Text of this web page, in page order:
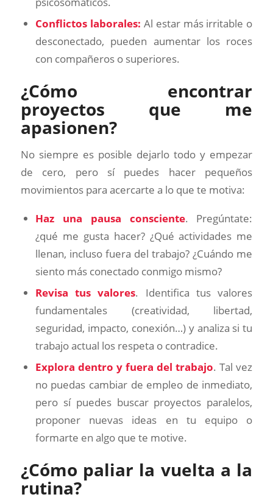
Conflictos laborales: Al estar más irritable o
desconectado, pueden aumentar los roces
con compañeros o superiores.
¿Cómo encontrar
proyectos que me
apasionen?
No siempre es posible dejarlo todo y empezar
de cero, pero sí puedes hacer pequeños
movimientos para acercarte a lo que te motiva:
Haz una pausa consciente. Pregúntate:
¿qué me gusta hacer? ¿Qué actividades me
llenan, incluso fuera del trabajo? ¿Cuándo me
siento más conectado conmigo mismo?
Revisa tus valores. Identifica tus valores
fundamentales (creatividad, libertad,
seguridad, impacto, conexión…) y analiza si tu
trabajo actual los respeta o contradice.
Explora dentro y fuera del trabajo. Tal vez
no puedas cambiar de empleo de inmediato,
pero sí puedes buscar proyectos paralelos,
proponer nuevas ideas en tu equipo o
formarte en algo que te motive.
¿Cómo paliar la vuelta a la
rutina?